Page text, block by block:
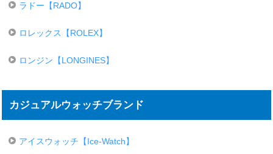
ラドー【RADO】
ロレックス【ROLEX】
ロンジン【LONGINES】
カジュアルウォッチブランド
アイスウォッチ【Ice-Watch】